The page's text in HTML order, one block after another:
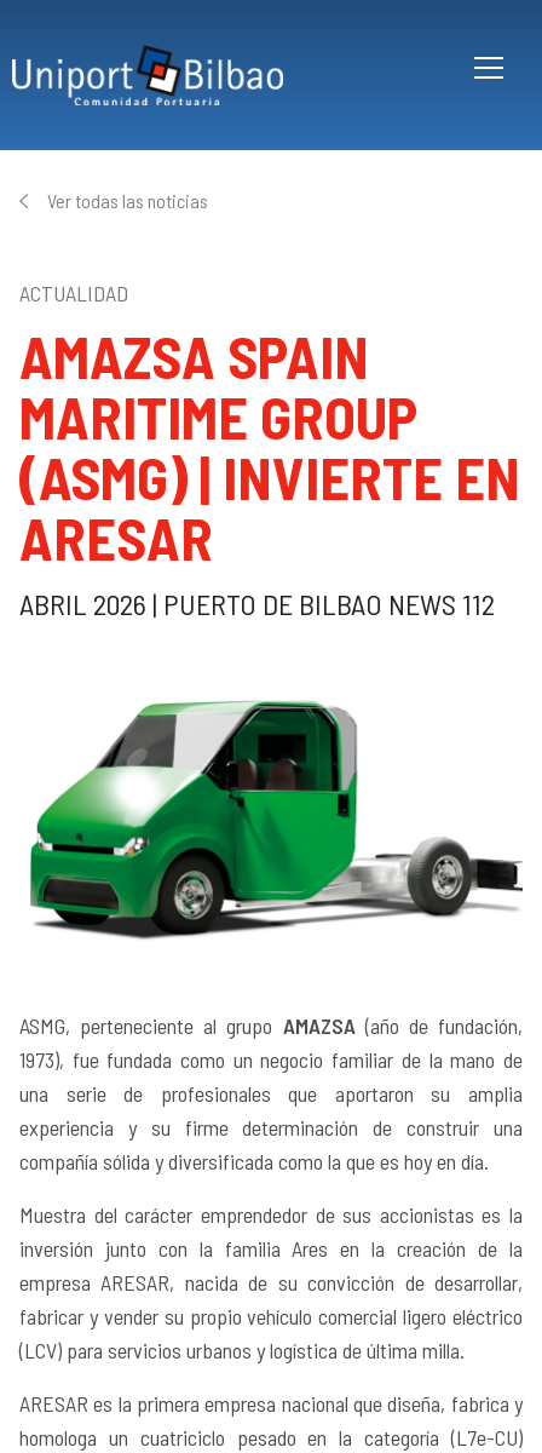
Ver todas las noticias
ACTUALIDAD
AMAZSA SPAIN
MARITIME GROUP
(ASMG) | INVIERTE EN
ARESAR
ABRIL 2026 | PUERTO DE BILBAO NEWS 112
ASMG, perteneciente al grupo AMAZSA(año de fundación,
1973), fue fundada como un negocio familiar de la mano de
una serie de profesionales que aportaron su amplia
experiencia y su firme determinación de construir una
compañía sólida y diversificada como la que es hoy en día.
Muestra del carácter emprendedor de sus accionistas es la
inversión junto con la familia Ares en la creación de la
empresa ARESAR, nacida de su convicción de desarrollar,
fabricar y vender su propio vehículo comercial ligero eléctrico
(LCV) para servicios urbanos y logística de última milla.
ARESAR es la primera empresa nacional que diseña, fabrica y
homologa un cuatriciclo pesado en la categoría (L7e-CU)